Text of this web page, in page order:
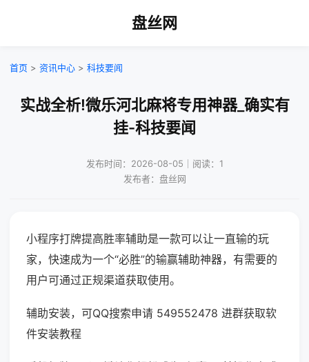
盘丝网
首页 > 资讯中心 > 科技要闻
实战全析!微乐河北麻将专用神器_确实有
挂-科技要闻
发布时间：2026-08-05｜阅读：1
发布者：盘丝网
小程序打牌提高胜率辅助是一款可以让一直输的玩
家，快速成为一个“必胜”的输赢辅助神器，有需要的
用户可通过正规渠道获取使用。
辅助安装，可QQ搜索申请 549552478 进群获取软
件安装教程